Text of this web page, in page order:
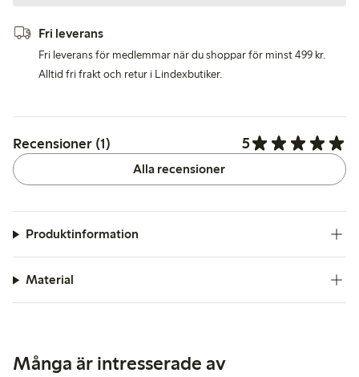
Fri leverans
Fri leverans för medlemmar när du shoppar för minst 499 kr.
Alltid fri frakt och retur i Lindexbutiker.
Recensioner (1) 5
Alla recensioner
Produktinformation
Material
Många är intresserade av